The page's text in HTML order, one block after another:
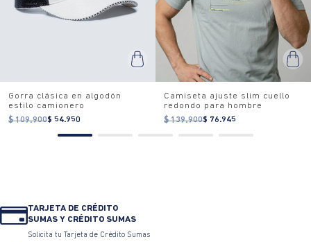
Gorra clásica en algodón
estilo camionero
$ 109.900$ 54.950
Camiseta ajuste slim cuello
redondo para hombre
$ 139.900$ 76.945
TARJETA DE CRÉDITO
SUMAS Y CRÉDITO SUMAS
Solicita tu Tarjeta de Crédito Sumas